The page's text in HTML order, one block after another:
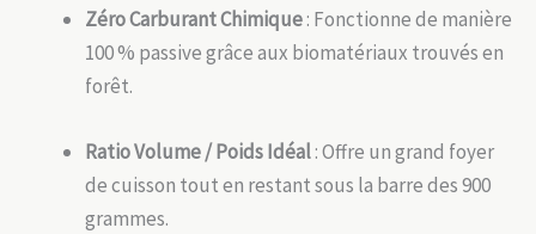
Zéro Carburant Chimique: Fonctionne de manière
100 % passive grâce aux biomatériaux trouvés en
forêt.
Ratio Volume / Poids Idéal: Offre un grand foyer
de cuisson tout en restant sous la barre des 900
grammes.